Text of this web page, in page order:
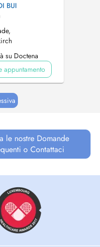
BUI
su Doctena
le nostre Domande
o Contattaci